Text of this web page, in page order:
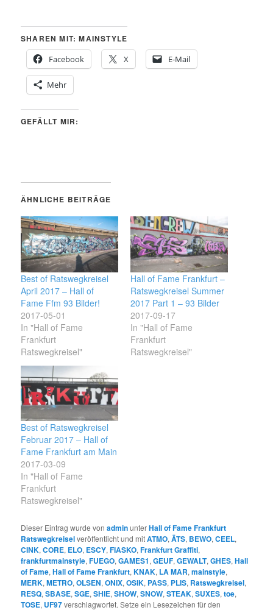
SHAREN MIT: MAINSTYLE
Facebook
X E-Mail
Mehr
GEFÄLLT MIR:
ÄHNLICHE BEITRÄGE
Best of Ratswegkreisel
April 2017 – Hall of
Fame Ffm 93 Bilder!
2017-05-01
In "Hall of Fame
Frankfurt
Ratswegkreisel"
Hall of Fame Frankfurt –
Ratswegkreisel Summer
2017 Part 1 – 93 Bilder
2017-09-17
In "Hall of Fame
Frankfurt
Ratswegkreisel"
Best of Ratswegkreisel
Februar 2017 – Hall of
Fame Frankfurt am Main
2017-03-09
In "Hall of Fame
Frankfurt
Ratswegkreisel"
Dieser Eintrag wurde vonadminunterHall of Fame Frankfurt
Ratswegkreiselveröffentlicht und mitATMO,ÄTS, BEWO,CEEL,
CINK,CORE, ELO, ESCY,FIASKO,Frankfurt Graffiti,
frankfurtmainstyle,FUEGO,GAMES1,GEUF,GEWALT,GHES,Hall
of Fame,Hall of Fame Frankfurt,KNAK, LA MAR,mainstyle,
MERK,METRO,OLSEN,ONIX,OSIK, PASS, PLIS, Ratswegkreisel,
RESQ,SBASE,SGE,SHIE,SHOW,SNOW,STEAK,SUXES,toe,
TOSE, UF97verschlagwortet. Setze ein Lesezeichen für den